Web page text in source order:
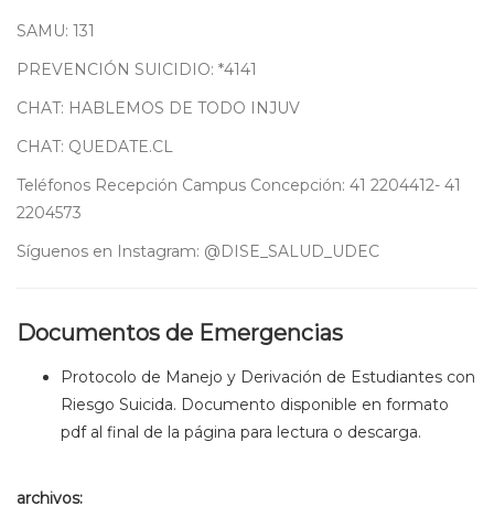
SAMU: 131
PREVENCIÓN SUICIDIO: *4141
CHAT: HABLEMOS DE TODO INJUV
CHAT: QUEDATE.CL
Teléfonos Recepción Campus Concepción: 41 2204412- 41
2204573
Síguenos en Instagram: @DISE_SALUD_UDEC
Documentos de Emergencias
Protocolo de Manejo y Derivación de Estudiantes con
Riesgo Suicida. Documento disponible en formato
pdf al final de la página para lectura o descarga.
archivos: